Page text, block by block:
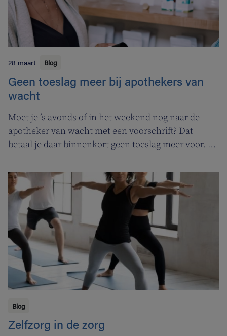
28 maart Blog
Geen toeslag meer bij apothekers van
wacht
Moet je ’s avonds of in het weekend nog naar de
apotheker van wacht met een voorschrift? Dat
betaal je daar binnenkort geen toeslag meer voor. In
apothekers van wacht.
Blog
Zelfzorg in de zorg